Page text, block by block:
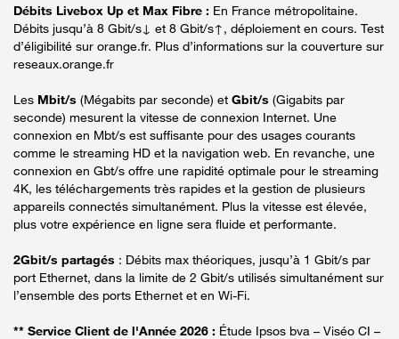
Débits Livebox Up et Max Fibre : En France métropolitaine.
Débits jusqu’à 8 Gbit/s↓ et 8 Gbit/s↑, déploiement en cours. Test
d’éligibilité sur orange.fr. Plus d’informations sur la couverture sur
reseaux.orange.fr
Les Mbit/s (Mégabits par seconde) et Gbit/s (Gigabits par
seconde) mesurent la vitesse de connexion Internet. Une
connexion en Mbt/s est suffisante pour des usages courants
comme le streaming HD et la navigation web. En revanche, une
connexion en Gbt/s offre une rapidité optimale pour le streaming
4K, les téléchargements très rapides et la gestion de plusieurs
appareils connectés simultanément. Plus la vitesse est élevée,
plus votre expérience en ligne sera fluide et performante.
2Gbit/s partagés : Débits max théoriques, jusqu’à 1 Gbit/s par
port Ethernet, dans la limite de 2 Gbit/s utilisés simultanément sur
l’ensemble des ports Ethernet et en Wi-Fi.
** Service Client de l'Année 2026 : Étude Ipsos bva – Viséo CI –